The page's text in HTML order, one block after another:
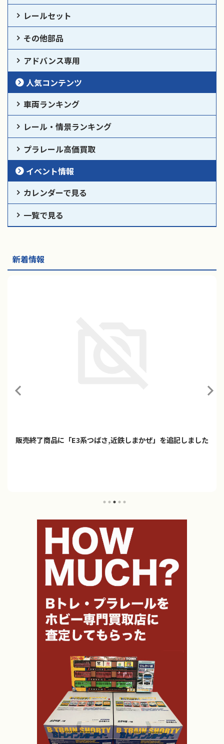
レールセット
その他部品
アドバンス専用
人気コンテンツ
車両ランキング
レール・情景ランキング
プラレール高価買取
イベント情報
カレンダーで見る
一覧で見る
新着情報
「プラレール ご当地車両シリーズ 京阪電車10000系＆稲荷神